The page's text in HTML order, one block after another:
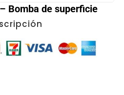
Bomba de superficie